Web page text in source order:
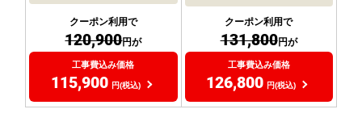
クーポン利用で
120,900円が
工事費込み価格
115,900 円(税込)
クーポン利用で
131,800円が
工事費込み価格
126,800 円(税込)